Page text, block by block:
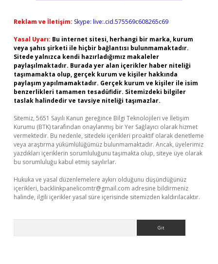
Reklam ve İletişim: Skype: live:.cid.575569c608265c69
Yasal Uyarı: Bu internet sitesi, herhangi bir marka, kurum
veya şahıs şirketi ile hiçbir bağlantısı bulunmamaktadır.
Sitede yalnızca kendi hazırladığımız makaleler
paylaşılmaktadır. Burada yer alan içerikler haber niteliği
taşımamakta olup, gerçek kurum ve kişiler hakkında
paylaşım yapılmamaktadır. Gerçek kurum ve kişiler ile isim
benzerlikleri tamamen tesadüfidir. Sitemizdeki bilgiler
taslak halindedir ve tavsiye niteliği taşımazlar.
Sitemiz, 5651 Sayılı Kanun gereğince Bilgi Teknolojileri ve İletişim
Kurumu (BTK) tarafından onaylanmış bir Yer Sağlayıcı olarak hizmet
vermektedir. Bu nedenle, sitedeki içerikleri proaktif olarak denetleme
veya araştırma yükümlülüğümüz bulunmamaktadır. Ancak, üyelerimiz
yazdıkları içeriklerin sorumluluğunu taşımakta olup, siteye üye olarak
bu sorumluluğu kabul etmiş sayılırlar.
Hukuka ve yasal düzenlemelere aykırı olduğunu düşündüğünüz
içerikleri, backlinkpanelicomtr@gmail.com adresine bildirmeniz
halinde, ilgili içerikler yasal süre içerisinde sitemizden kaldırılacaktır.